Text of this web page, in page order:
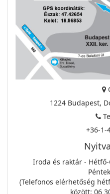
1224 Budapest,
+36-1-
Iroda és raktár -
(Telefonos elérhetőség
között: 06